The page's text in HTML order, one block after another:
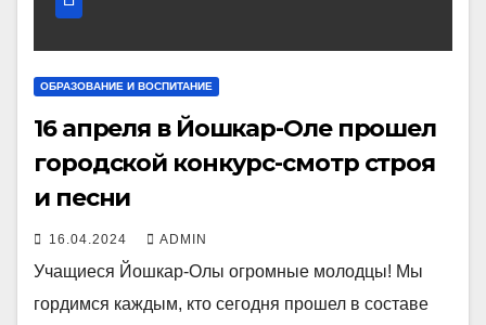
ОБРАЗОВАНИЕ И ВОСПИТАНИЕ
16 апреля в Йошкар-Оле прошел
городской конкурс-смотр строя
и песни
16.04.2024 ADMIN
Учащиеся Йошкар-Олы огромные молодцы! Мы
гордимся каждым, кто сегодня прошел в составе